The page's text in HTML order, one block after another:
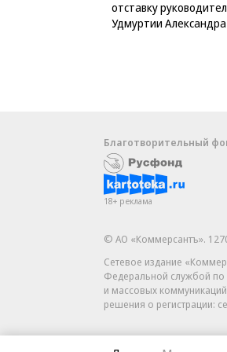
отставку
Удмуртии
Благотворительный
18+ реклама
© АО «Коммерсантъ».
Сетевое издание
Федеральной службой по
и массовых
решения о регистрации: